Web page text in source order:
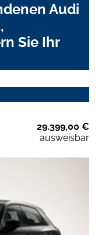
Audi
Sie Ihr
29.399,00 €
ausweisbar